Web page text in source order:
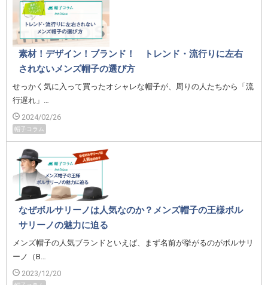
素材！デザイン！ブランド！ トレンド・流行りに左右
されないメンズ帽子の選び方
せっかく気に入って買ったオシャレな帽子が、周りの人たちから「流
行遅れ」…
2024/02/26
帽子コラム
なぜボルサリーノは人気なのか？メンズ帽子の王様ボル
サリーノの魅力に迫る
メンズ帽子の人気ブランドといえば、まず名前が挙がるのがボルサリ
ーノ（B…
2023/12/20